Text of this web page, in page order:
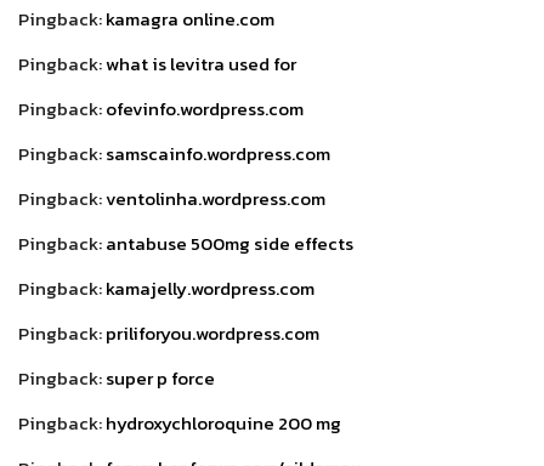
Pingback:kamagra online.com
Pingback:what is levitra used for
Pingback:ofevinfo.wordpress.com
Pingback:samscainfo.wordpress.com
Pingback:ventolinha.wordpress.com
Pingback:antabuse 500mg side effects
Pingback:kamajelly.wordpress.com
Pingback:priliforyou.wordpress.com
Pingback:super p force
Pingback:hydroxychloroquine 200 mg